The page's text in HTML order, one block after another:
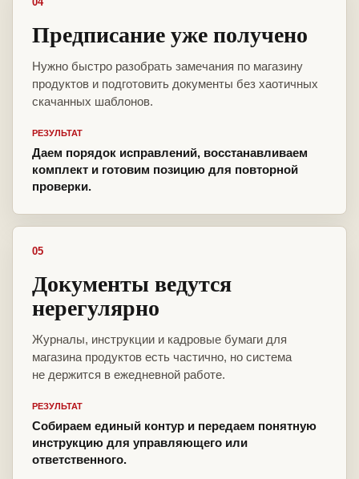
Предписание уже получено
Нужно быстро разобрать замечания по магазину
продуктов и подготовить документы без хаотичных
скачанных шаблонов.
РЕЗУЛЬТАТ
Даем порядок исправлений, восстанавливаем
комплект и готовим позицию для повторной
проверки.
05
Документы ведутся
нерегулярно
Журналы, инструкции и кадровые бумаги для
магазина продуктов есть частично, но система
не держится в ежедневной работе.
РЕЗУЛЬТАТ
Собираем единый контур и передаем понятную
инструкцию для управляющего или
ответственного.